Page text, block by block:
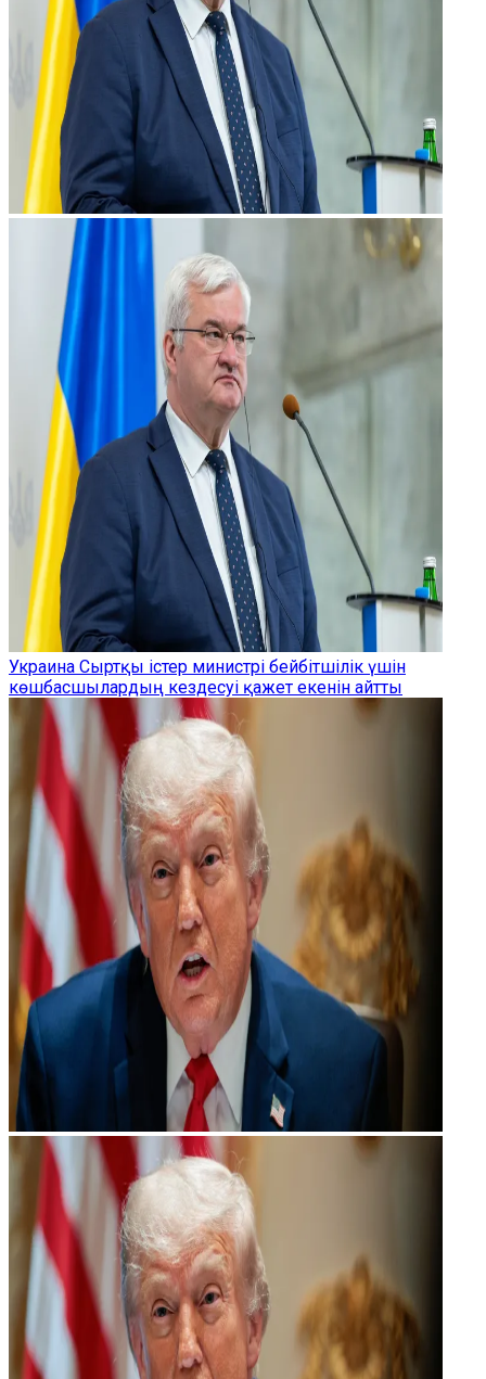
Украина Сыртқы істер министрі бейбітшілік үшін
көшбасшылардың кездесуі қажет екенін айтты